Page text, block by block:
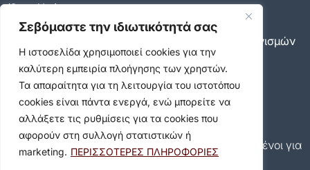
Σεβόμαστε την ιδιωτικότητά σας
Η ιστοσελίδα χρησιμοποιεί cookies για την
καλύτερη εμπειρία πλοήγησης των χρηστών.
Τα απαραίτητα για τη λειτουργία του ιστοτόπου
cookies είναι πάντα ενεργά, ενώ μπορείτε να
αλλάξετε τις ρυθμίσεις για τα cookies που
αφορούν στη συλλογή στατιστικών ή
marketing. ΠΕΡΙΣΣΟΤΕΡΕΣ ΠΛΗΡΟΦΟΡΙΕΣ
Όροι Χρήσης
Πολιτική Προστασίας Προσωπικών Δεδομένων
Πολιτική για τη χρήση των cookies και των μηχανισμών
παρακολούθησης
Δήλωση προσβασιμότητας
Ρυθμίσεις Ιδιωτικότητας
Newsletter
Εγγραφείτε και εσείς συνδρομητές στο δωρεάν
newsletter του Δήμου και μείνετε πάντα ενημερωμένοι για
όλα όσα συμβαίνουν στον δήμο μας!